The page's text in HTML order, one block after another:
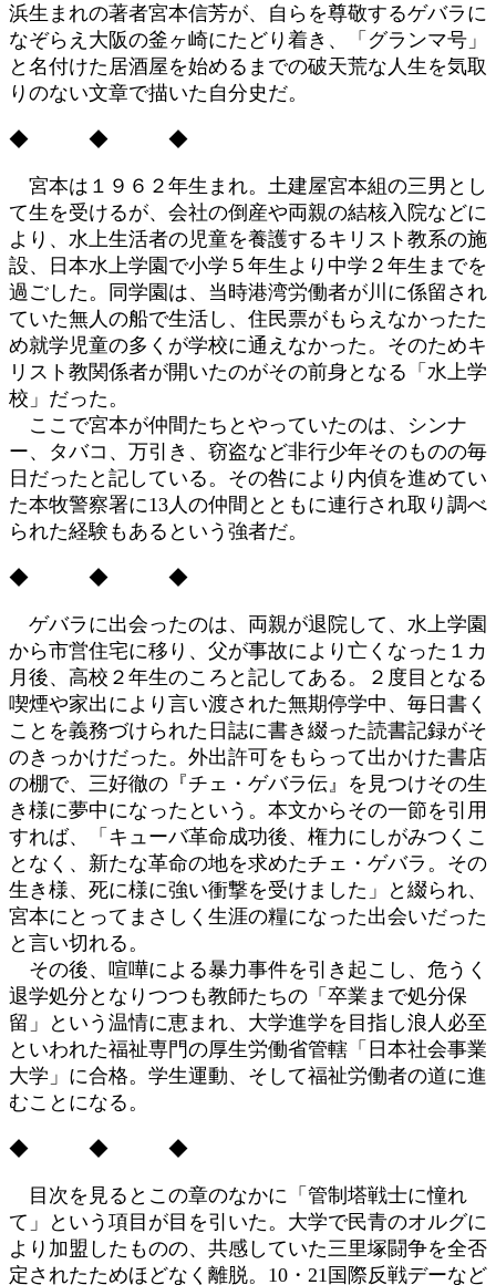
浜生まれの著者宮本信芳が、自らを尊敬するゲバラに
なぞらえ大阪の釜ヶ崎にたどり着き、「グランマ号」
と名付けた居酒屋を始めるまでの破天荒な人生を気取
りのない文章で描いた自分史だ。
◆ ◆ ◆
宮本は１９６２年生まれ。土建屋宮本組の三男とし
て生を受けるが、会社の倒産や両親の結核入院などに
より、水上生活者の児童を養護するキリスト教系の施
設、日本水上学園で小学５年生より中学２年生までを
過ごした。同学園は、当時港湾労働者が川に係留され
ていた無人の船で生活し、住民票がもらえなかったた
め就学児童の多くが学校に通えなかった。そのためキ
リスト教関係者が開いたのがその前身となる「水上学
校」だった。
ここで宮本が仲間たちとやっていたのは、シンナ
ー、タバコ、万引き、窃盗など非行少年そのものの毎
日だったと記している。その咎により内偵を進めてい
た本牧警察署に13人の仲間とともに連行され取り調べ
られた経験もあるという強者だ。
◆ ◆ ◆
ゲバラに出会ったのは、両親が退院して、水上学園
から市営住宅に移り、父が事故により亡くなった１カ
月後、高校２年生のころと記してある。２度目となる
喫煙や家出により言い渡された無期停学中、毎日書く
ことを義務づけられた日誌に書き綴った読書記録がそ
のきっかけだった。外出許可をもらって出かけた書店
の棚で、三好徹の『チェ・ゲバラ伝』を見つけその生
き様に夢中になったという。本文からその一節を引用
すれば、「キューバ革命成功後、権力にしがみつくこ
となく、新たな革命の地を求めたチェ・ゲバラ。その
生き様、死に様に強い衝撃を受けました」と綴られ、
宮本にとってまさしく生涯の糧になった出会いだった
と言い切れる。
その後、喧嘩による暴力事件を引き起こし、危うく
退学処分となりつつも教師たちの「卒業まで処分保
留」という温情に恵まれ、大学進学を目指し浪人必至
といわれた福祉専門の厚生労働省管轄「日本社会事業
大学」に合格。学生運動、そして福祉労働者の道に進
むことになる。
◆ ◆ ◆
目次を見るとこの章のなかに「管制塔戦士に憧れ
て」という項目が目を引いた。大学で民青のオルグに
より加盟したものの、共感していた三里塚闘争を全否
定されたためほどなく離脱。10・21国際反戦デーなど